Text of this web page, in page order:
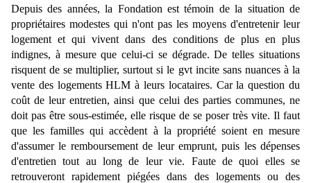
Depuis des années, la Fondation est témoin de la situation de
propriétaires modestes qui n'ont pas les moyens d'entretenir leur
logement et qui vivent dans des conditions de plus en plus
indignes, à mesure que celui-ci se dégrade. De telles situations
risquent de se multiplier, surtout si le gvt incite sans nuances à la
vente des logements HLM à leurs locataires. Car la question du
coût de leur entretien, ainsi que celui des parties communes, ne
doit pas être sous-estimée, elle risque de se poser très vite. Il faut
que les familles qui accèdent à la propriété soient en mesure
d'assumer le remboursement de leur emprunt, puis les dépenses
d'entretien tout au long de leur vie. Faute de quoi elles se
retrouveront rapidement piégées dans des logements ou des